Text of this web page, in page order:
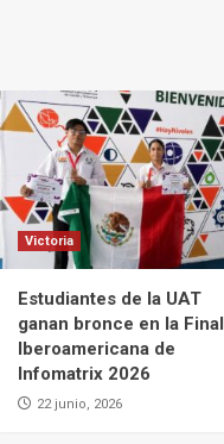
Victoria
Estudiantes de la UAT
ganan bronce en la Final
Iberoamericana de
Infomatrix 2026
22 junio, 2026